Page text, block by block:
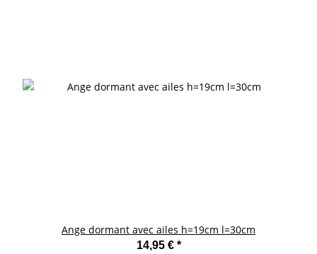
Ange dormant avec ailes h=19cm l=30cm
14,95 € *